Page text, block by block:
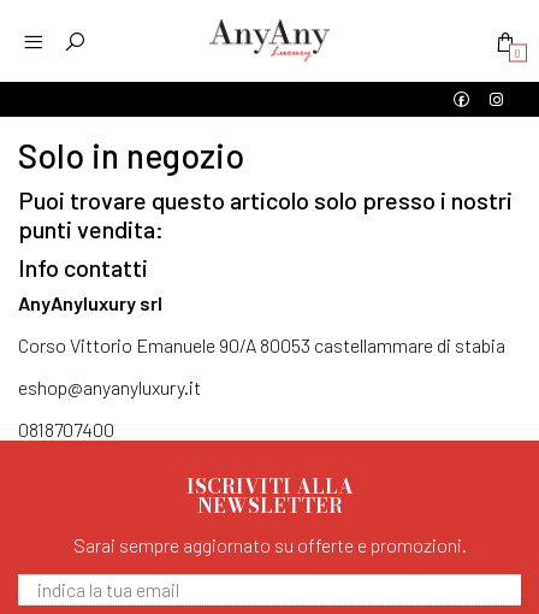
0
Solo in negozio
Puoi trovare questo articolo solo presso i nostri
punti vendita:
Info contatti
AnyAnyluxury srl
Corso Vittorio Emanuele 90/A 80053 castellammare di stabia
eshop@anyanyluxury.it
0818707400
ISCRIVITI ALLA
NEWSLETTER
Sarai sempre aggiornato su offerte e promozioni.